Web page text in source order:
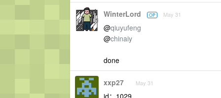
WinterLord OP May 31
@qiuyufeng
@chinaiy
done
xxp27 May 31
id：1029